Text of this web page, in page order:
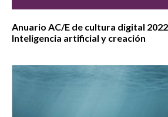
Anuario AC/E de cultura digital
Inteligencia artificial y creación